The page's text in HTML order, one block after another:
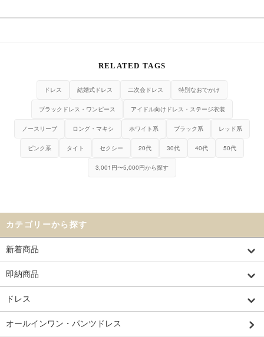
RELATED TAGS
ドレス 結婚式ドレス 二次会ドレス 特別なおでかけ
ブラックドレス・ワンピース アイドル向けドレス・ステージ衣装
ノースリーブ ロング・マキシ ホワイト系 ブラック系 レッド系
ピンク系 タイト セクシー 20代 30代 40代 50代
3,001円〜5,000円から探す
カテゴリーから探す
新着商品
即納商品
ドレス
オールインワン・パンツドレス